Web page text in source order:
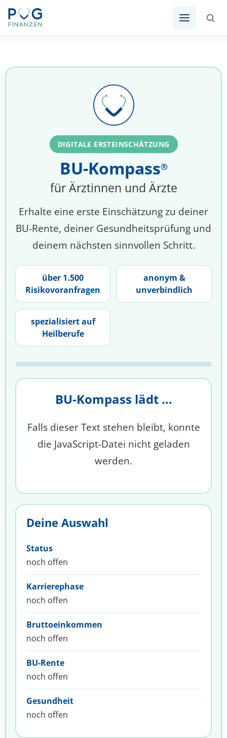
DIGITALE ERSTEINSCHÄTZUNG
BU-Kompass®
für Ärztinnen und Ärzte
Erhalte eine erste Einschätzung zu deiner
BU-Rente, deiner Gesundheitsprüfung und
deinem nächsten sinnvollen Schritt.
über 1.500
Risikovoranfragen
anonym &
unverbindlich
spezialisiert auf
Heilberufe
BU-Kompass lädt …
Falls dieser Text stehen bleibt, konnte
die JavaScript-Datei nicht geladen
werden.
Deine Auswahl
Status
noch offen
Karrierephase
noch offen
Bruttoeinkommen
noch offen
BU-Rente
noch offen
Gesundheit
noch offen